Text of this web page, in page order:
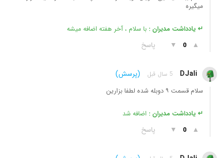
میگیره
↵ یادداشت مدیران : با سلام ، آخر هفته اضافه میشه
▲
0
▼ پاسخ
DJali 5 سال قبل (پرسش)
سلام قسمت ۹ دوبله شده لطفا بزارین
↵ یادداشت مدیران : اضافه شد
▲
0
▼ پاسخ